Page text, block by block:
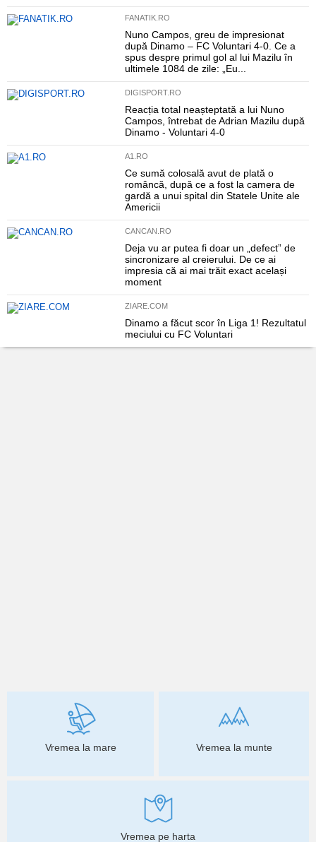
FANATIK.RO
Nuno Campos, greu de impresionat
după Dinamo – FC Voluntari 4-0. Ce a
spus despre primul gol al lui Mazilu în
ultimele 1084 de zile: „Eu...
DIGISPORT.RO
Reacția total neașteptată a lui Nuno
Campos, întrebat de Adrian Mazilu după
Dinamo - Voluntari 4-0
A1.RO
Ce sumă colosală avut de plată o
româncă, după ce a fost la camera de
gardă a unui spital din Statele Unite ale
Americii
CANCAN.RO
Deja vu ar putea fi doar un „defect” de
sincronizare al creierului. De ce ai
impresia că ai mai trăit exact același
moment
ZIARE.COM
Dinamo a făcut scor în Liga 1! Rezultatul
meciului cu FC Voluntari
Vremea la mare Vremea la munte
Vremea pe harta